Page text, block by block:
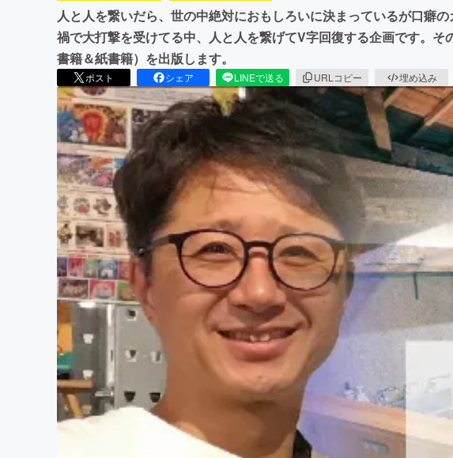
人と人を繋いだら、世の中絶対におもしろいに決まっているが口癖
禍で大打撃を受けてる中、人と人を繋げてV字回復する企画です。そ
書籍＆紙書籍）を出版します。
ポスト シェア LINEで送る URLコピー 埋め込み